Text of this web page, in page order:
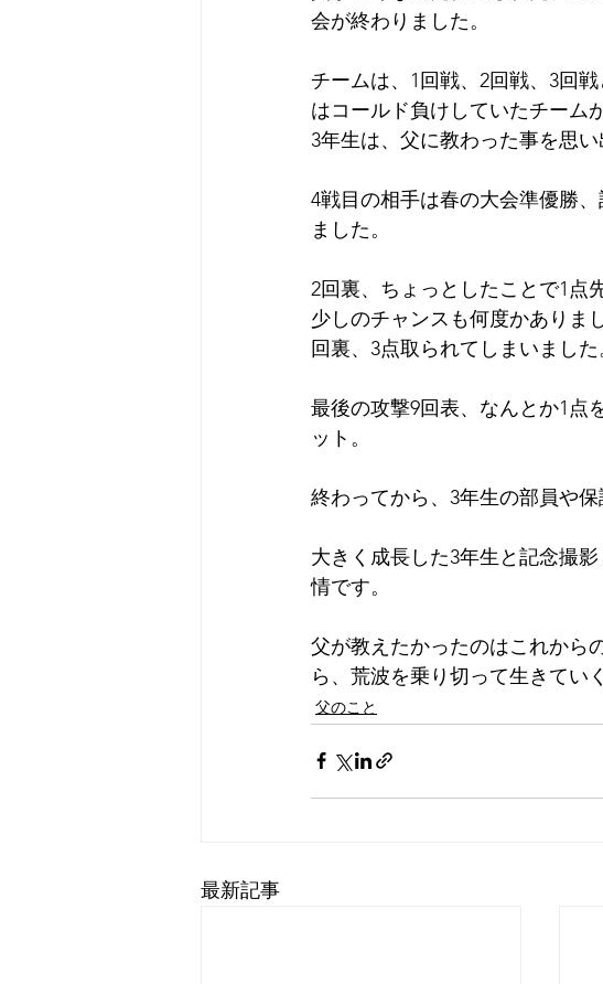
会が終わりました。
チームは、1回戦、2回戦、3回
はコールド負けしていたチーム
3年生は、父に教わった事を思い
4戦目の相手は春の大会準優勝
ました。
2回裏、ちょっとしたことで1点
少しのチャンスも何度かありま
回裏、3点取られてしまいました
最後の攻撃9回表、なんとか1点
ット。
終わってから、3年生の部員や
大きく成長した3年生と記念撮
情です。
父が教えたかったのはこれから
ら、荒波を乗り切って生きてい
父のこと
最新記事